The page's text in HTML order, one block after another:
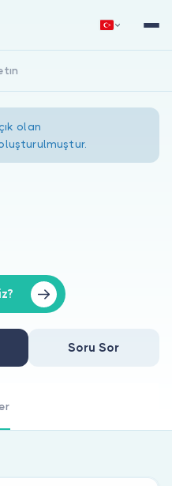
olan
Soru Sor